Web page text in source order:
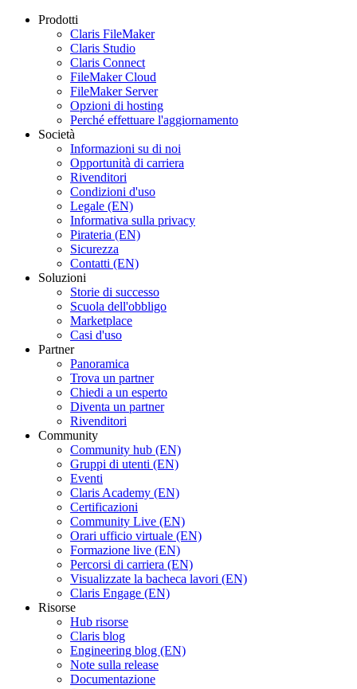
Prodotti
Claris FileMaker
Claris Studio
Claris Connect
FileMaker Cloud
FileMaker Server
Opzioni di hosting
Perché effettuare l'aggiornamento
Società
Informazioni su di noi
Opportunità di carriera
Rivenditori
Condizioni d'uso
Legale (EN)
Informativa sulla privacy
Pirateria (EN)
Sicurezza
Contatti (EN)
Soluzioni
Storie di successo
Scuola dell'obbligo
Marketplace
Casi d'uso
Partner
Panoramica
Trova un partner
Chiedi a un esperto
Diventa un partner
Rivenditori
Community
Community hub (EN)
Gruppi di utenti (EN)
Eventi
Claris Academy (EN)
Certificazioni
Community Live (EN)
Orari ufficio virtuale (EN)
Formazione live (EN)
Percorsi di carriera (EN)
Visualizzate la bacheca lavori (EN)
Claris Engage (EN)
Risorse
Hub risorse
Claris blog
Engineering blog (EN)
Note sulla release
Documentazione